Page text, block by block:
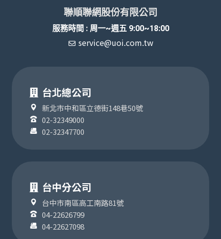
聯順聯網股份有限公司
服務時間 : 周一~週五 9:00~18:00
service@uoi.com.tw
台北總公司
新北市中和區立德街148巷50號
02-32349000
02-32347700
台中分公司
台中市南區高工南路81號
04-22626799
04-22627098